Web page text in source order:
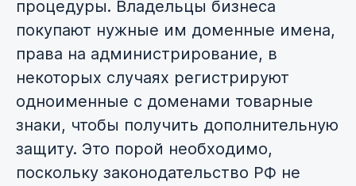
процедуры. Владельцы бизнеса
покупают нужные им доменные имена,
права на администрирование, в
некоторых случаях регистрируют
одноименные с доменами товарные
знаки, чтобы получить дополнительную
защиту. Это порой необходимо,
поскольку законодательство РФ не